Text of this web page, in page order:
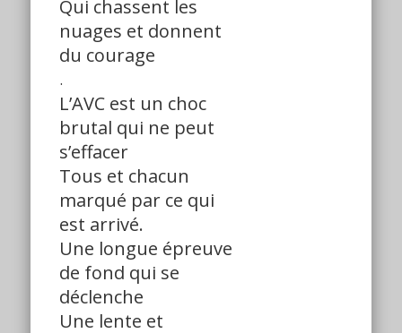
Qui chassent les
nuages et donnent
du courage
.
L’AVC est un choc
brutal qui ne peut
s’effacer
Tous et chacun
marqué par ce qui
est arrivé.
Une longue épreuve
de fond qui se
déclenche
Une lente et